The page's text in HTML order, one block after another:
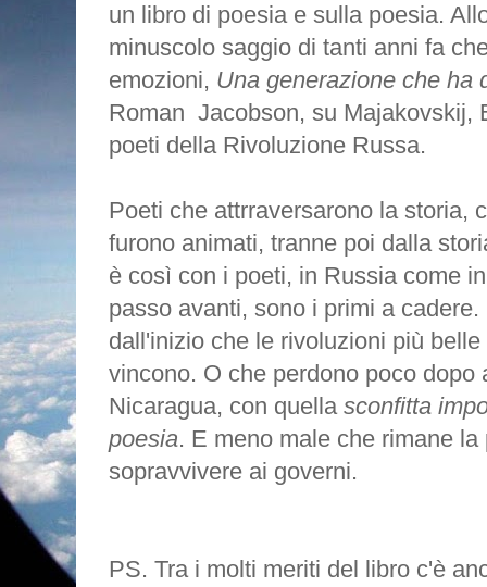
un libro di poesia e sulla poesia.
minuscolo saggio di tanti anni fa
emozioni, Una generazione che ha
Roman Jacobson, su Majakovskij,
poeti della Rivoluzione Russa.
Poeti che attrraversarono la storia,
furono animati, tranne poi dalla
è così con i poeti, in Russia come
passo avanti, sono i primi a
dall'inizio che le rivoluzioni più
vincono. O che perdono poco dopo
Nicaragua, con quella sconfitta
poesia. E meno male che rimane
sopravvivere ai governi.
PS. Tra i molti meriti del libro c'è